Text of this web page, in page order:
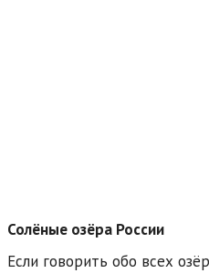
Солёные озёра России
Если говорить обо всех